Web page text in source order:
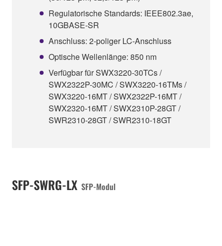
Regulatorische Standards: IEEE802.3ae,
10GBASE-SR
Anschluss: 2-poliger LC-Anschluss
Optische Wellenlänge: 850 nm
Verfügbar für SWX3220-30TCs /
SWX2322P-30MC / SWX3220-16TMs /
SWX3220-16MT / SWX2322P-16MT /
SWX2320-16MT / SWX2310P-28GT /
SWR2310-28GT / SWR2310-18GT
SFP-SWRG-LX SFP-Modul